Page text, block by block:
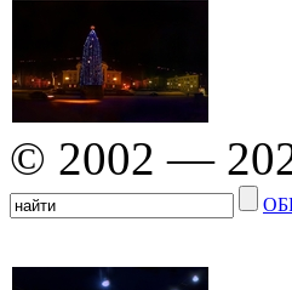
© 2002 —